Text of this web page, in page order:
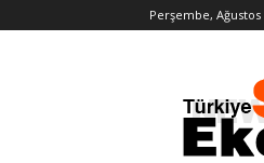
Perşembe, Ağustos